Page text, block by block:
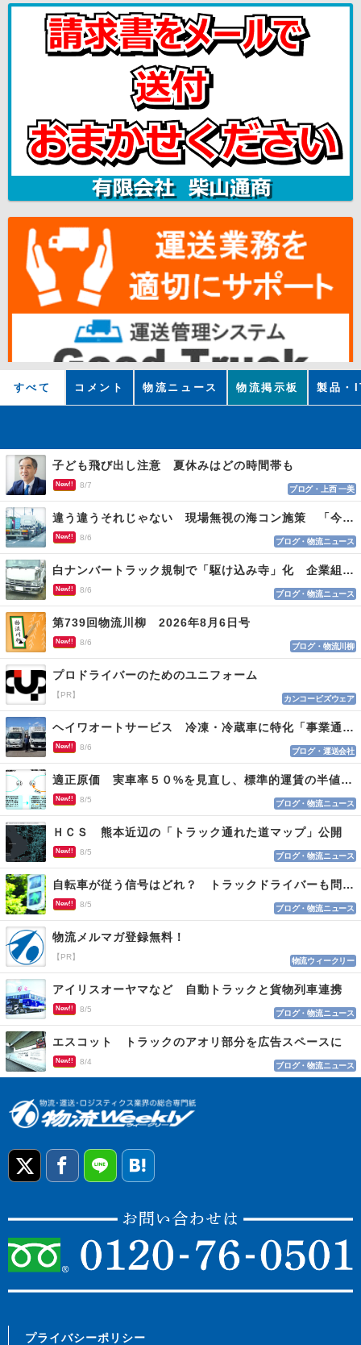
すべて コメント 物流ニュース 物流掲示板 製品・
子ども飛び出し注意 夏休みはどの時間帯も
New!! 8/7 ブログ・上西 一美
違う違うそれじゃない 現場無視の海コン施策 「今でも平均２～３時間は待つ」
New!! 8/6 ブログ・物流ニュース
白ナンバートラック規制で「駆け込み寺」化 企業組合が入会基準を見直しへ
New!! 8/6 ブログ・物流ニュース
第739回物流川柳 2026年8月6日号
New!! 8/6 ブログ・物流川柳
プロドライバーのためのユニフォーム
【PR】 カンコービズウェア
ヘイワオートサービス 冷凍・冷蔵車に特化「事業通じ貢献目指す」
New!! 8/6 ブログ・運送会社
適正原価 実車率５０%を見直し、標準的運賃の半値の恐れも
New!! 8/5 ブログ・物流ニュース
ＨＣＳ 熊本近辺の「トラック通れた道マップ」公開
New!! 8/5 ブログ・物流ニュース
自転車が従う信号はどれ？ トラックドライバーも問われる認識
New!! 8/5 ブログ・物流ニュース
物流メルマガ登録無料！
【PR】 物流ウィークリー
アイリスオーヤマなど 自動トラックと貨物列車連携
New!! 8/5 ブログ・物流ニュース
エスコット トラックのアオリ部分を広告スペースに
New!! 8/4 ブログ・物流ニュース
プライバシーポリシー